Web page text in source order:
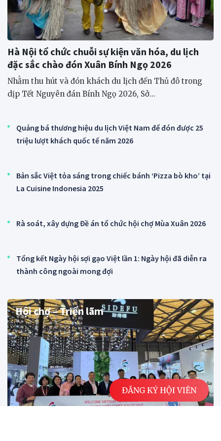
Hà Nội tổ chức chuỗi sự kiện văn hóa, du lịch
đặc sắc chào đón Xuân Bính Ngọ 2026
Nhằm thu hút và đón khách du lịch đến Thủ đô trong
dịp Tết Nguyên đán Bính Ngọ 2026, Sở...
Quảng bá thương hiệu du lịch Việt Nam để đón được 25
triệu lượt khách quốc tế năm 2026
Bản sắc Việt tỏa sáng trong chiếc bánh ‘Pizza bò kho’ tại
La Cuisine Indonesia 2025
Rà soát, xây dựng Đề án tổ chức hội chợ Mùa Xuân 2026
Tổng kết Ngày hội sợi gạo Việt lần 1: Ngày hội đã diễn ra
thành công ngoài mong đợi
Hội chợ – Triển lãm
ĐĂNG KÝ HỘI VIÊN